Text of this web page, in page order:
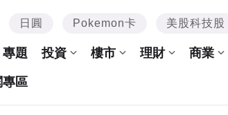
日圓 Pokemon卡 美股科技股
專題 投資 樓市 理財 商業
專區